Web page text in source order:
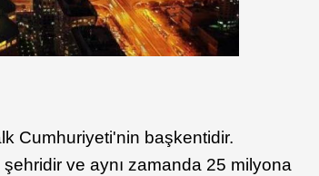
Cumhuriyeti'nin başkentidir.
ve aynı zamanda 25 milyona